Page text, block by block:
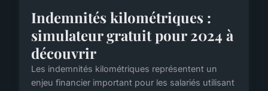
Indemnités kilométriques :
simulateur gratuit pour 2024 à
découvrir
Les indemnités kilométriques représentent un
enjeu financier important pour les salariés utilisant